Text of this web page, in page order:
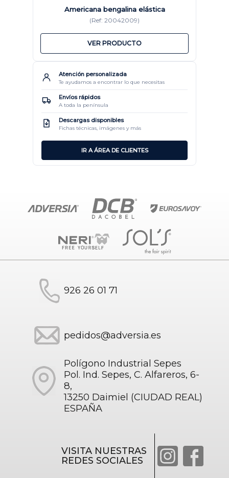
Americana bengalina elástica
(Ref: 20042009)
VER PRODUCTO
Atención personalizada
Te ayudamos a encontrar lo que necesitas
Envíos rápidos
A toda la península
Descargas disponibles
Fichas técnicas, imágenes y más
IR A ÁREA DE CLIENTES
926 26 01 71
pedidos@adversia.es
Polígono Industrial Sepes
Pol. Ind. Sepes, C. Alfareros, 6-
8,
13250 Daimiel (CIUDAD REAL)
ESPAÑA
VISITA NUESTRAS
REDES SOCIALES